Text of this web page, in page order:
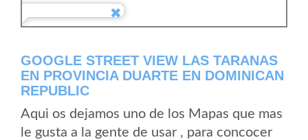
GOOGLE STREET VIEW LAS TARANAS
EN PROVINCIA DUARTE EN DOMINICAN
REPUBLIC
Aqui os dejamos uno de los Mapas que mas
le gusta a la gente de usar , para concocer